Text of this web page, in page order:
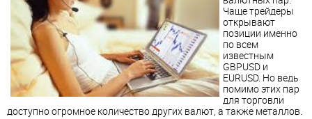
Чаще трейдеры
открывают
позиции именно
по всем
известным
GBPUSD и
EURUSD. Но ведь
помимо этих пар
для торговли
доступно огромное количество других валют, а также металлов.